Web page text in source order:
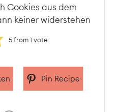
Cookies aus dem
keiner widerstehen
5from 1 vote
Pin Recipe